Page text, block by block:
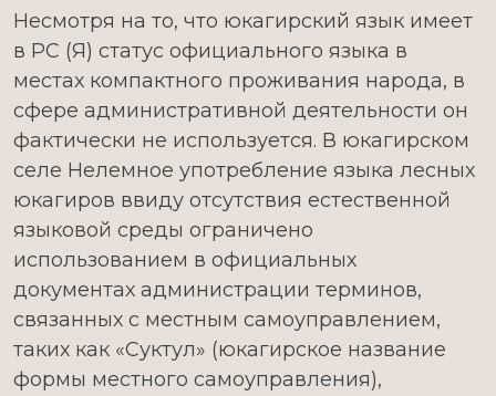
Несмотря на то, что юкагирский язык имеет
в РС (Я) статус официального языка в
местах компактного проживания народа, в
сфере административной деятельности он
фактически не используется. В юкагирском
селе Нелемное употребление языка лесных
юкагиров ввиду отсутствия естественной
языковой среды ограничено
использованием в официальных
документах администрации терминов,
связанных с местным самоуправлением,
таких как «Суктул» (юкагирское название
формы местного самоуправления),